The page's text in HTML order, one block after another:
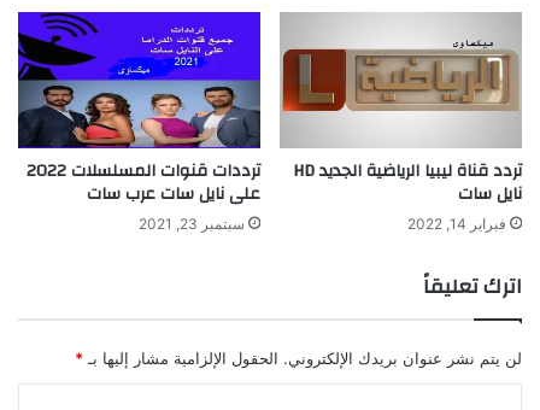
تردد قناة ليبيا الرياضية الجديد HD
نايل سات
فبراير 14, 2022
ترددات قنوات المسلسلات 2022
على نايل سات عرب سات
سبتمبر 23, 2021
اترك تعليقاً
لن يتم نشر عنوان بريدك الإلكتروني. الحقول الإلزامية مشار إليها بـ *